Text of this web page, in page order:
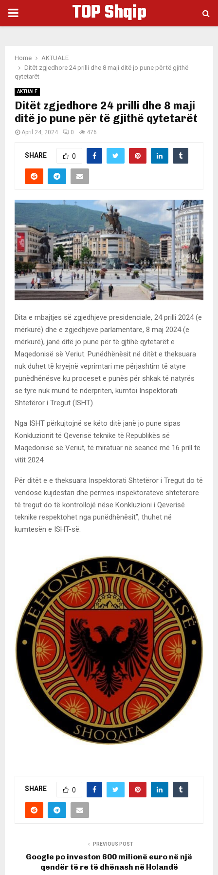
PRIMARY
TOP Shqip
Home
AKTUALE
Ditët zgjedhore 24 prilli dhe 8 maji ditë jo pune për të gjithë
qytetarët
AKTUALE
Ditët zgjedhore 24 prilli dhe 8 maji
ditë jo pune për të gjithë qytetarët
April 24, 2024 0 476
SHARE 0
Dita e mbajtjes së zgjedhjeve presidenciale, 24 prilli 2024 (e
mërkurë) dhe e zgjedhjeve parlamentare, 8 maj 2024 (e
mërkurë), janë ditë jo pune për të gjtihë qytetarët e
Maqedonisë së Veriut. Punëdhënësit në ditët e theksuara
nuk duhet të kryejnë veprimtari me përjashtim të atyre
punëdhënësve ku proceset e punës për shkak të natyrës
së tyre nuk mund të ndërpriten, kumtoi Inspektorati
Shtetëror i Tregut (ISHT).
Nga ISHT përkujtojnë se këto ditë janë jo pune sipas
Konkluzionit të Qeverisë teknike të Republikës së
Maqedonisë së Veriut, të miratuar në seancë më 16 prill të
vitit 2024.
Për ditët e e theksuara Inspektorati Shtetëror i Tregut do të
vendosë kujdestari dhe përmes inspektorateve shtetërore
të tregut do të kontrollojë nëse Konkluzioni i Qeverisë
teknike respektohet nga punëdhënësit”, thuhet në
kumtesën e ISHT-së.
SHARE 0
PREVIOUS POST
Google po investon 600 milionë euro në një
qendër të re të dhënash në Holandë